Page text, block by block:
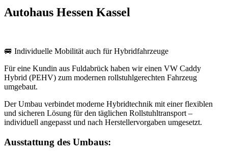
Autohaus Hessen Kassel
🚐 Individuelle Mobilität auch für Hybridfahrzeuge
Für eine Kundin aus Fuldabrück haben wir einen VW Caddy
Hybrid (PEHV) zum modernen rollstuhlgerechten Fahrzeug
umgebaut.
Der Umbau verbindet moderne Hybridtechnik mit einer flexiblen
und sicheren Lösung für den täglichen Rollstuhltransport –
individuell angepasst und nach Herstellervorgaben umgesetzt.
Ausstattung des Umbaus: